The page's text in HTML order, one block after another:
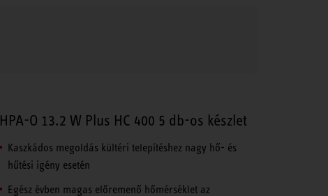
HPA-O 13.2 W Plus HC 400 5 db-os készlet
Kaszkádos megoldás kültéri telepítéshez nagy hő- és
hűtési igény esetén
Egész évben magas előremenő hőmérséklet az